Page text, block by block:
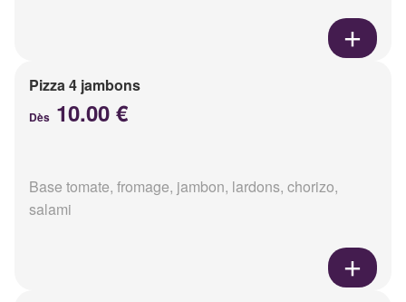
Pizza 4 jambons
Dès 10.00 €
Base tomate, fromage, jambon, lardons, chorizo,
salami